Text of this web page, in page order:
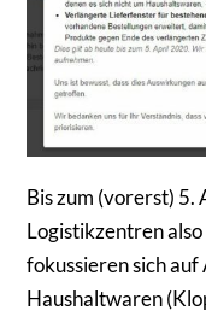
Bis zum (vorerst) 5.
Logistikzentren
fokussieren sich
Haushaltwaren